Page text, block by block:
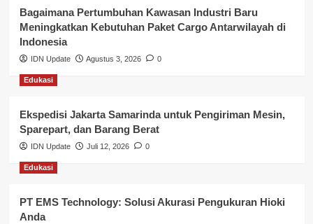
Kesehatan
Keuangan
Lalu Lintas
Layanan Publik Kabupaten Banyuasin
Nasional
Pemerintahan
Pendidikan
Bagaimana Pertumbuhan Kawasan Industri Baru
Meningkatkan Kebutuhan Paket Cargo Antarwilayah di
Indonesia
IDN Update Agustus 3, 2026 0
Edukasi
Ekspedisi Jakarta Samarinda untuk Pengiriman Mesin,
Sparepart, dan Barang Berat
IDN Update Juli 12, 2026 0
Edukasi
PT EMS Technology: Solusi Akurasi Pengukuran Hioki
Anda